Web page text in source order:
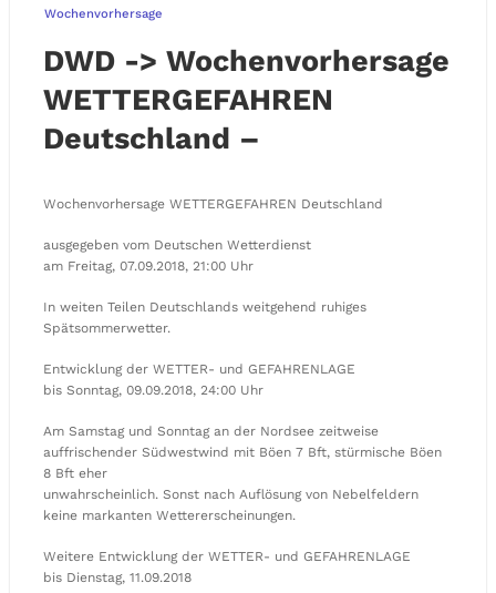
Wochenvorhersage
DWD -> Wochenvorhersage
WETTERGEFAHREN
Deutschland –
Wochenvorhersage WETTERGEFAHREN Deutschland
ausgegeben vom Deutschen Wetterdienst
am Freitag, 07.09.2018, 21:00 Uhr
In weiten Teilen Deutschlands weitgehend ruhiges
Spätsommerwetter.
Entwicklung der WETTER- und GEFAHRENLAGE
bis Sonntag, 09.09.2018, 24:00 Uhr
Am Samstag und Sonntag an der Nordsee zeitweise
auffrischender Südwestwind mit Böen 7 Bft, stürmische Böen
8 Bft eher
unwahrscheinlich. Sonst nach Auflösung von Nebelfeldern
keine markanten Wettererscheinungen.
Weitere Entwicklung der WETTER- und GEFAHRENLAGE
bis Dienstag, 11.09.2018